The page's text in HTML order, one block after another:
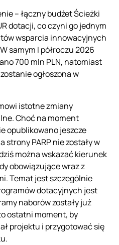
– łączny budżet Ścieżki
dotacji, co czyni go jednym
wsparcia innowacyjnych
samym I półroczu 2026
700 mln PLN, natomiast
ogłoszona w
istotne zmiany
Choć na moment
opublikowano jeszcze
strony PARP nie zostały w
można wskazać kierunek
obowiązujące wraz z
Temat jest szczególnie
dotacyjnych jest
naborów zostały już
ostatni moment, by
projektu i przygotować się